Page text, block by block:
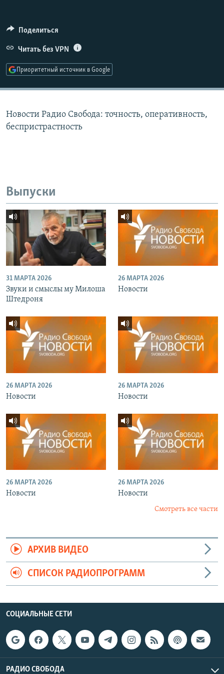
ПОДПИШИТЕСЬ НА РАССЫЛКУ
СОЦИАЛЬНЫЕ СЕТИ
Поделиться
Читать без VPN
Приоритетный источник в Google
Новости Радио Свобода: точность, оперативность,
беспристрастность
Выпуски
31 МАРТА 2026
Звуки и смыслы му Милоша
Штедроня
26 МАРТА 2026
Новости
26 МАРТА 2026
Новости
26 МАРТА 2026
Новости
26 МАРТА 2026
Новости
26 МАРТА 2026
Новости
Смотреть все части
АРХИВ ВИДЕО
СПИСОК РАДИОПРОГРАММ
СОЦИАЛЬНЫЕ СЕТИ
РАДИО СВОБОДА